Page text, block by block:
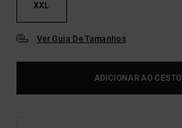
XXL
Ver Guia De Tamanhos
ADICIONAR AO CESTO